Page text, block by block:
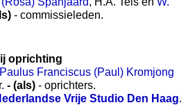
- commissieleden.
oprichting
Paulus Franciscus (Paul) Kromjong
- (als) - oprichters.
Vrije Studio Den Haag.